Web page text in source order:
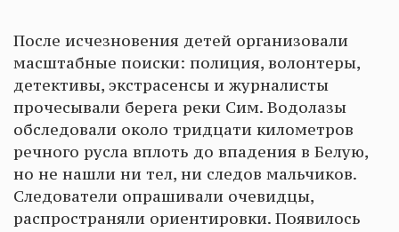
После исчезновения детей организовали
масштабные поиски: полиция, волонтеры,
детективы, экстрасенсы и журналисты
прочесывали берега реки Сим. Водолазы
обследовали около тридцати километров
речного русла вплоть до впадения в Белую,
но не нашли ни тел, ни следов мальчиков.
Следователи опрашивали очевидцы,
распространяли ориентировки. Появилось